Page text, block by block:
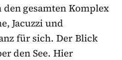
gesamten Komplex
Jacuzzi und
für sich. Der Blick
den See. Hier